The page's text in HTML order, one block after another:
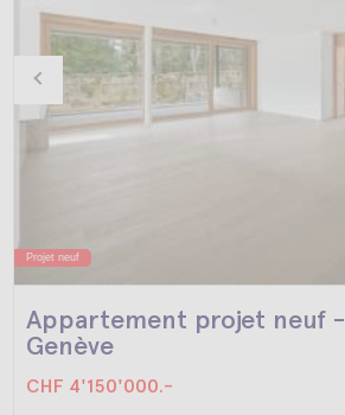
Projet neuf
Appartement projet neuf -
Genève
CHF 4'150'000.-